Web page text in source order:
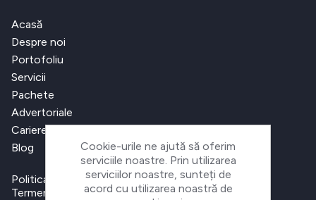
Acasă
Despre noi
Portofoliu
Servicii
Pachete
Advertoriale
Cariere
Blog
Politica de confidențialitate
Termeni și condiții
Cookie-urile ne ajută să oferim
serviciile noastre. Prin utilizarea
serviciilor noastre, sunteți de
acord cu utilizarea noastră de